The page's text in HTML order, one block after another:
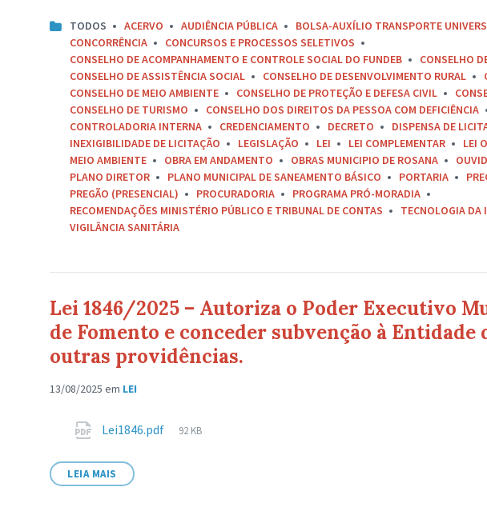
TODOS ACERVO AUDIÊNCIA PÚBLICA BOLSA-AUXÍLIO TRANSPORTE
CONCORRÊNCIA
CONCURSOS E PROCESSOS SELETIVOS
CONSELHO DE ACOMPANHAMENTO E CONTROLE SOCIAL DO FUNDEB
CONSELHO
CONSELHO DE ASSISTÊNCIA SOCIAL
CONSELHO DE DESENVOLVIMENTO RURAL
CONSELHO DE MEIO AMBIENTE
CONSELHO DE PROTEÇÃO E DEFESA CIVIL
CONSELHO DE TURISMO
CONSELHO DOS DIREITOS DA PESSOA COM DEFICIÊNCIA
CONTROLADORIA INTERNA
CREDENCIAMENTO DECRETO DISPENSA DE
INEXIGIBILIDADE DE LICITAÇÃO
LEGISLAÇÃO LEI LEI COMPLEMENTAR LEI
MEIO AMBIENTE
OBRA EM ANDAMENTO OBRAS MUNICIPIO DE ROSANA
PLANO DIRETOR
PLANO MUNICIPAL DE SANEAMENTO BÁSICO PORTARIA
PREGÃO (PRESENCIAL)
PROCURADORIA
PROGRAMA PRÓ-MORADIA
RECOMENDAÇÕES MINISTÉRIO PÚBLICO E TRIBUNAL DE CONTAS
TECNOLOGIA DA
VIGILÂNCIA SANITÁRIA
Lei 1846/2025 – Autoriza o Poder Executivo
de Fomento e conceder subvenção à Entidade
outras providências.
13/08/2025 em LEI
AnexosLei1846.pdf
Tamanho
92 KB
LEIA MAIS